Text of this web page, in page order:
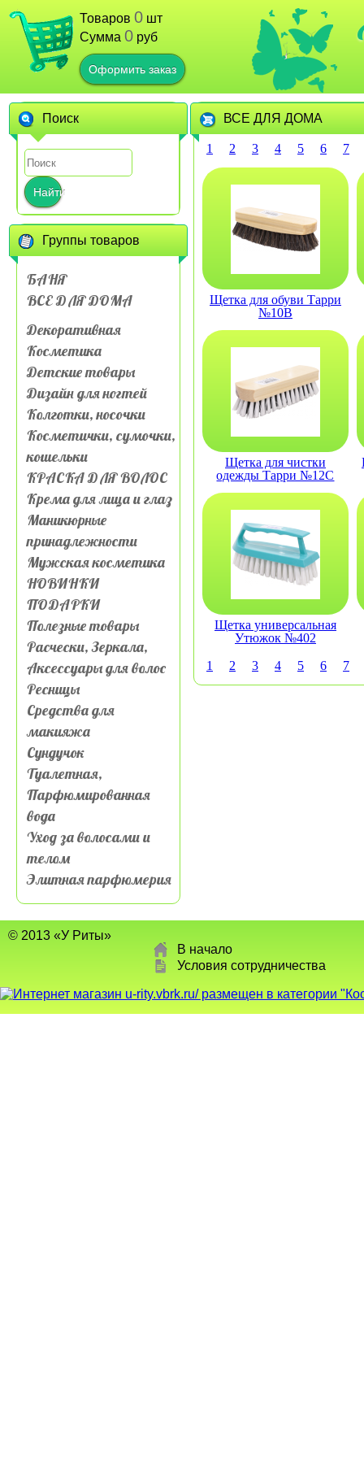
Товаров 0 шт
Сумма 0 руб
Оформить заказ
Поиск
Найти
Группы товаров
БАНЯ
ВСЕ ДЛЯ ДОМА
Декоративная
Косметика
Детские товары
Дизайн для ногтей
Колготки, носочки
Косметички, сумочки,
кошельки
КРАСКА ДЛЯ ВОЛОС
Крема для лица и глаз
Маникюрные
принадлежности
Мужская косметика
НОВИНКИ
ПОДАРКИ
Полезные товары
Расчески, Зеркала,
Аксессуары для волос
Ресницы
Средства для
макияжа
Сундучок
Туалетная,
Парфюмированная
вода
Уход за волосами и
телом
Элитная парфюмерия
ВСЕ ДЛЯ ДОМА
1 2 3 4 5 6 7
Щетка для обуви Тарри
№10В
Щетка для чистки
одежды Тарри №12С
Щетка универсальная
Утюжок №402
1
2 3 4 5 6 7
© 2013 «У Риты»
В начало
Условия сотрудничества